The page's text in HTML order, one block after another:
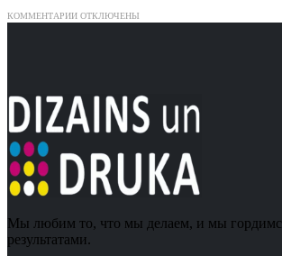
КОММЕНТАРИИЗАПИСИ
ЭТО
БЫСТРО
И
УДОБНО
ОТКЛЮЧЕНЫ
Мы любим то, что мы делаем, и мы
результатами.